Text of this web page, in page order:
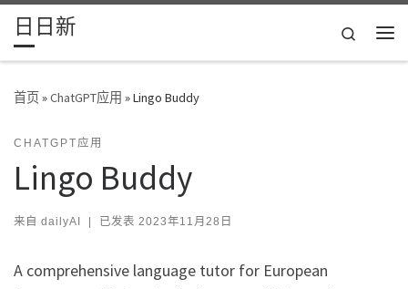
Skip to content
日日新
Search
首页»ChatGPT应用 »Lingo Buddy
CHATGPT应用
Lingo Buddy
来自 dailyAI | 已发表 2023年11月28日
A comprehensive language tutor for European